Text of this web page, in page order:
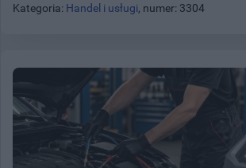
Kategoria: Handel i usługi, numer: 3304